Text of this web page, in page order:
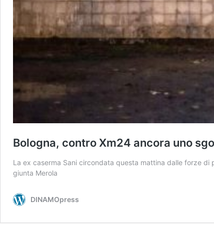
Bologna, contro Xm24 ancora uno
La ex caserma Sani circondata questa mattina dalle forze
giunta Merola
DINAMOpress